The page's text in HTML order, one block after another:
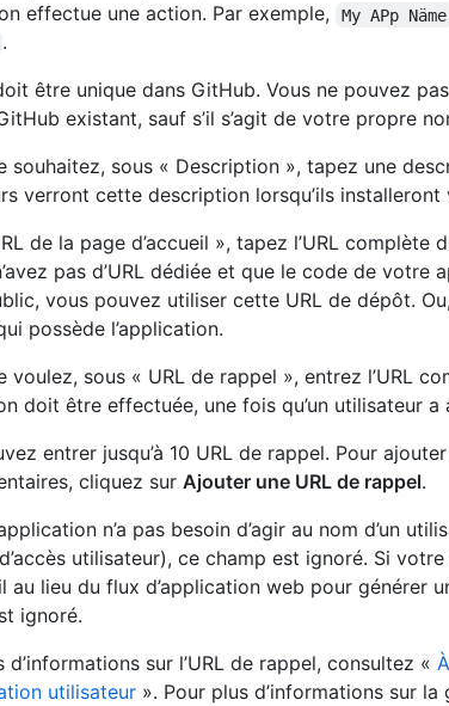
effectue une action. Par exemple,
My APp Näme
.
être unique dans GitHub. Vous ne pouvez
existant, sauf s’il s’agit de votre propre
souhaitez, sous « Description », tapez une
verront cette description lorsqu’ils
de la page d’accueil », tapez l’URL
pas d’URL dédiée et que le code de
vous pouvez utiliser cette URL de dépôt.
possède l’application.
voulez, sous « URL de rappel », entrez l’URL
doit être effectuée, une fois qu’un utilisateur a
entrer jusqu’à 10 URL de rappel. Pour
cliquez sur Ajouter une URL de rappel.
n’a pas besoin d’agir au nom d’un
utilisateur), ce champ est ignoré. Si
au lieu du flux d’application web pour générer
ignoré.
d’informations sur l’URL de rappel, consultez «
utilisateur ». Pour plus d’informations sur la